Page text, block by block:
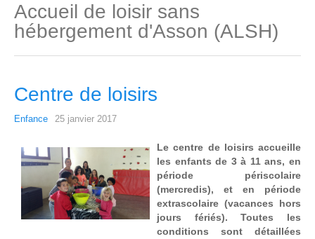
Accueil de loisir sans
hébergement d'Asson (ALSH)
Centre de loisirs
Enfance 25 janvier 2017
Le centre de loisirs accueille
les enfants de 3 à 11 ans, en
période périscolaire
(mercredis), et en période
extrascolaire (vacances hors
jours fériés). Toutes les
conditions sont détaillées